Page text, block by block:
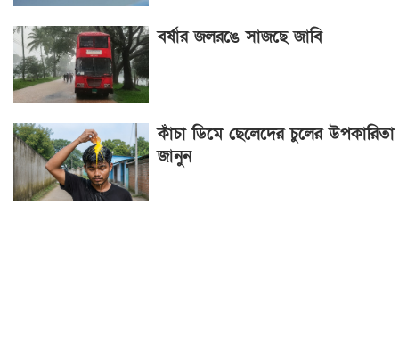
বর্ষার জলরঙে সাজছে জাবি
কাঁচা ডিমে ছেলেদের চুলের উপকারিতা
জানুন